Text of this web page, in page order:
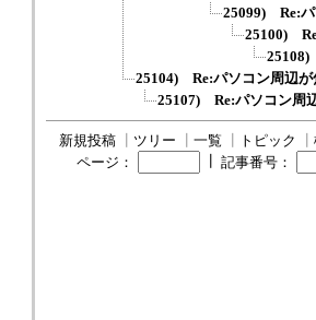
25099) Re:パ
25100)
25108)
25104) Re:パソコン周辺が
25107) Re:パソコン周
新規投稿 ツリー 一覧 トピック
ページ：
記事番号：